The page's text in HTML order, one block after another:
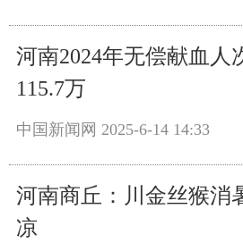
河南2024年无偿献血人
115.7万
中国新闻网 2025-6-14 14:33
河南商丘：川金丝猴消
凉